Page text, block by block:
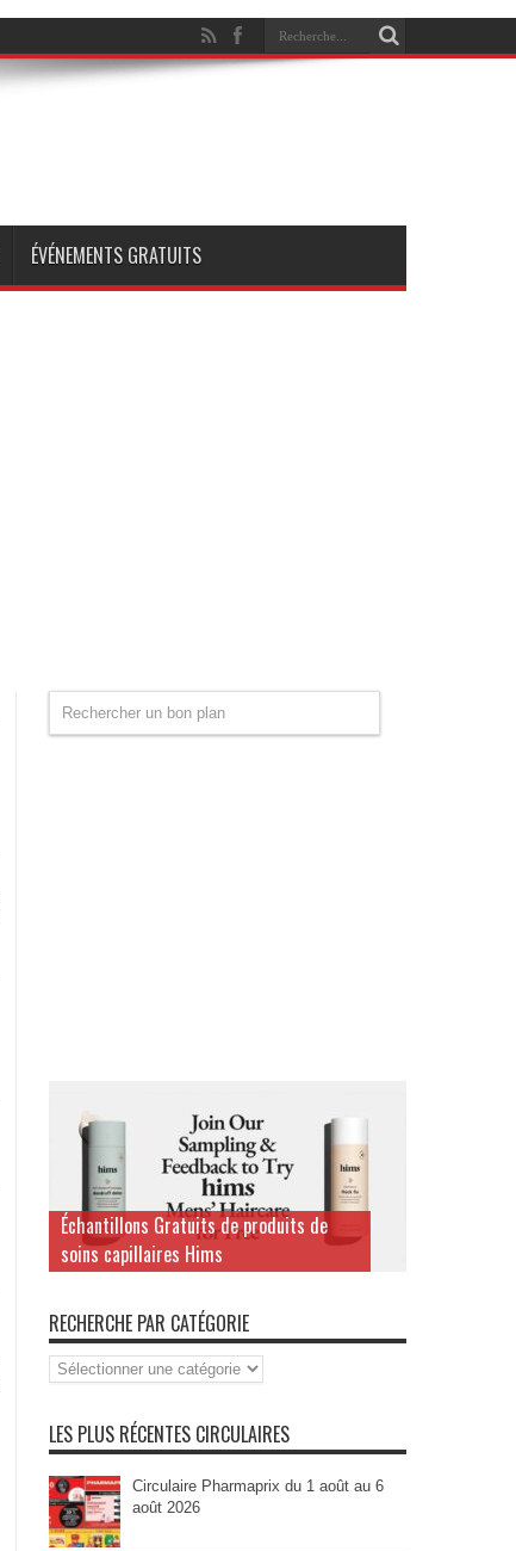
ÉVÉNEMENTS GRATUITS
Échantillons Gratuits de produits de
soins capillaires Hims
RECHERCHE PAR CATÉGORIE
Recherche
par
LES PLUS RÉCENTES CIRCULAIRES
Circulaire Pharmaprix du 1 août au 6
août 2026